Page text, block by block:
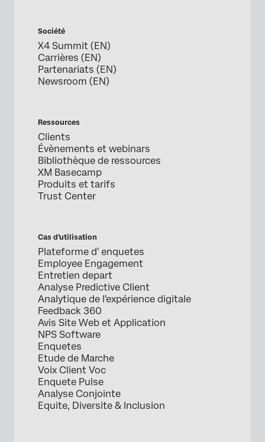
Société
X4 Summit (EN)
Carrières (EN)
Partenariats (EN)
Newsroom (EN)
Ressources
Clients
Évènements et webinars
Bibliothèque de ressources
XM Basecamp
Produits et tarifs
Trust Center
Cas d’utilisation
Plateforme d' enquetes
Employee Engagement
Entretien depart
Analyse Predictive Client
Analytique de l'expérience digitale
Feedback 360
Avis Site Web et Application
NPS Software
Enquetes
Etude de Marche
Voix Client Voc
Enquete Pulse
Analyse Conjointe
Equite, Diversite & Inclusion